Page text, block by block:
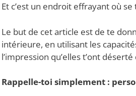
Et c’est un endroit effrayant où
Le but de cet article est de te
intérieure, en utilisant les
l’impression qu’elles t’ont
Rappelle-toi simplement :